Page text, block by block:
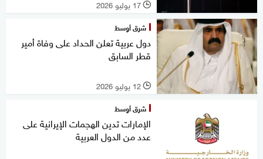
l 17 يوليو 2026
شرق أوسط
دول عربية تعلن الحداد على وفاة أمير
قطر السابق
l 12 يوليو 2026
شرق أوسط
الإمارات تدين الهجمات الإيرانية على
عدد من الدول العربية